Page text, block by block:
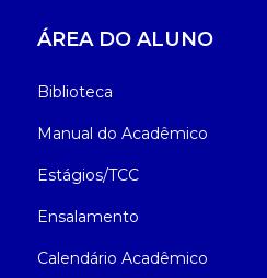
ÁREA DO ALUNO
Biblioteca
Manual do Acadêmico
Estágios/TCC
Ensalamento
Calendário Acadêmico